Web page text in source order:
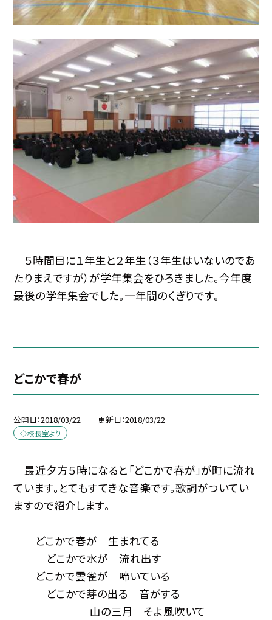
５時間目に１年生と２年生（３年生はいないのであ
たりまえですが）が学年集会をひろきました。今年度
最後の学年集会でした。一年間のくぎりです。
どこかで春が
公開日 2018/03/22 更新日 2018/03/22
◇校長室より
最近夕方５時になると「どこかで春が」が町に流れ
ています。とてもすてきな音楽です。歌詞がついてい
ますので紹介します。
どこかで春が 生まれてる
どこかで水が 流れ出す
どこかで雲雀が 啼いている
どこかで芽の出る 音がする
山の三月 そよ風吹いて